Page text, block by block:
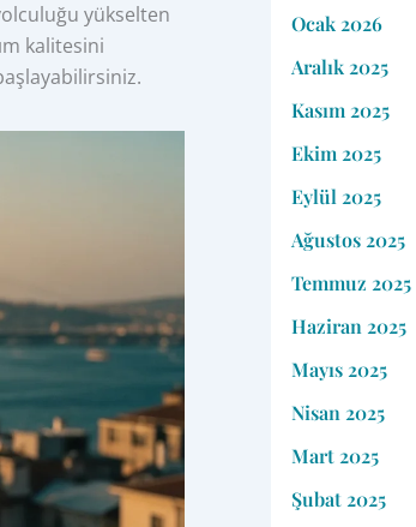
yükselten
kalitesini
Ocak 2026
Aralık 2025
Kasım 2025
Ekim 2025
Eylül 2025
Ağustos 2025
Temmuz 2025
Haziran 2025
Mayıs 2025
Nisan 2025
Mart 2025
Şubat 2025